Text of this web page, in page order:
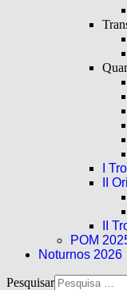
I
II
II
POM
Noturnos 2026
Pesquisar